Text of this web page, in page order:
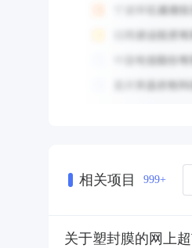
相关项目 999+
关于塑封膜的网上